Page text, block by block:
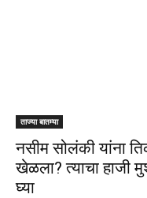
ताज्या बातम्या
नसीम सोलंकी यांना
खेळला? त्याचा हाजी
घ्या